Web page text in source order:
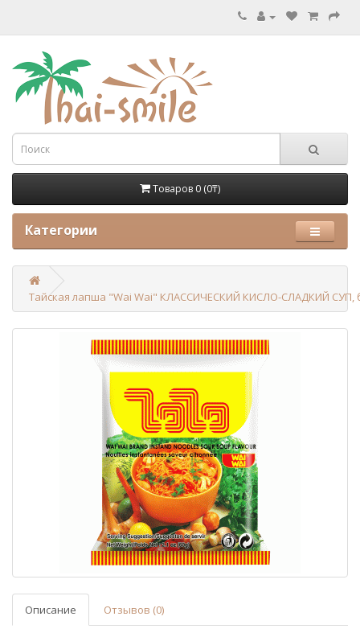
Товаров 0 (0₸)
Категории
Тайская лапша "Wai Wai" КЛАССИЧЕСКИЙ КИСЛО-СЛАДКИЙ СУП,
Описание Отзывов (0)